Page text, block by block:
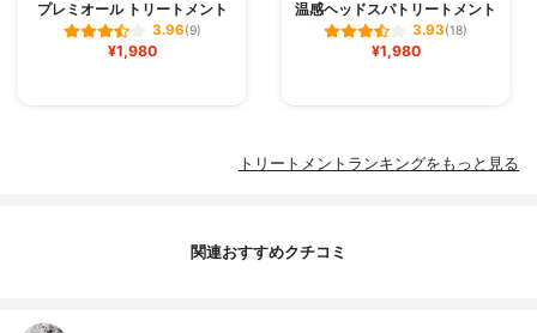
プレミオール トリートメント
3.96(9)
¥1,980
温感ヘッドスパトリートメント
3.93(18)
¥1,980
トリートメントランキングをもっと見る
関連おすすめクチコミ